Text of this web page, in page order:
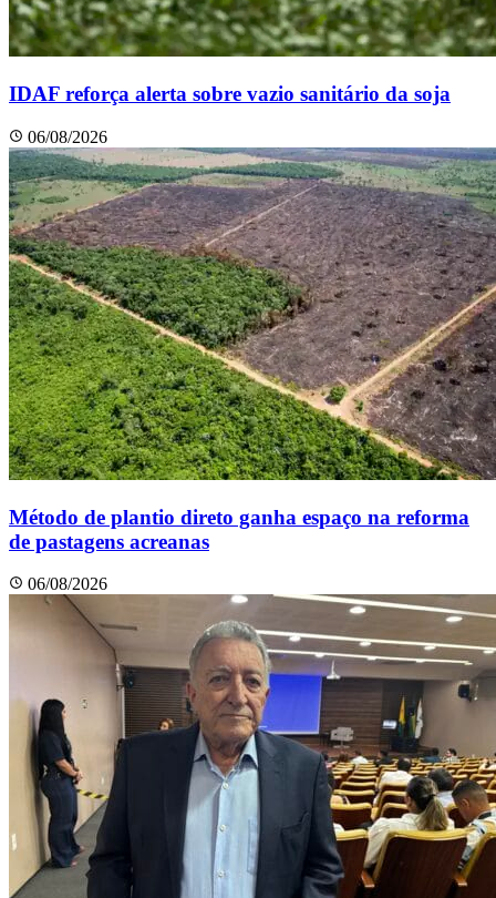
IDAF reforça alerta sobre vazio sanitário da soja
06/08/2026
Método de plantio direto ganha espaço na reforma
de pastagens acreanas
06/08/2026